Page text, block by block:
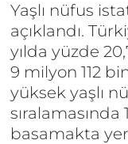
Yaşlı nüfus
açıklandı.
yılda yüzde
9 milyon 112
yüksek yaşlı
sıralamasında
basamakta yer
Haber Arşivi